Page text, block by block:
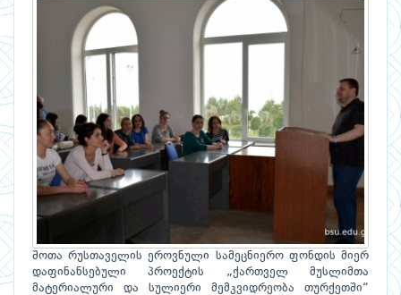
შოთა რუსთაველის ეროვნული სამეცნიერო ფონდის მიერ
დაფინანსებული პროექტის „ქართველ მუსლიმთა
მატერიალური და სულიერი მემკვიდრეობა თურქეთში“